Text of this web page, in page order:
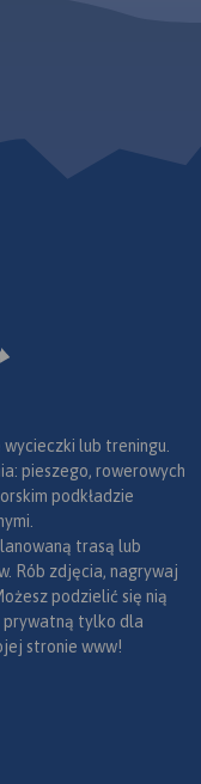
wycieczki lub treningu.
pieszego, rowerowych
podkładzie
trasą lub
Rób zdjęcia, nagrywaj
podzielić się nią
prywatną tylko dla
stronie www!